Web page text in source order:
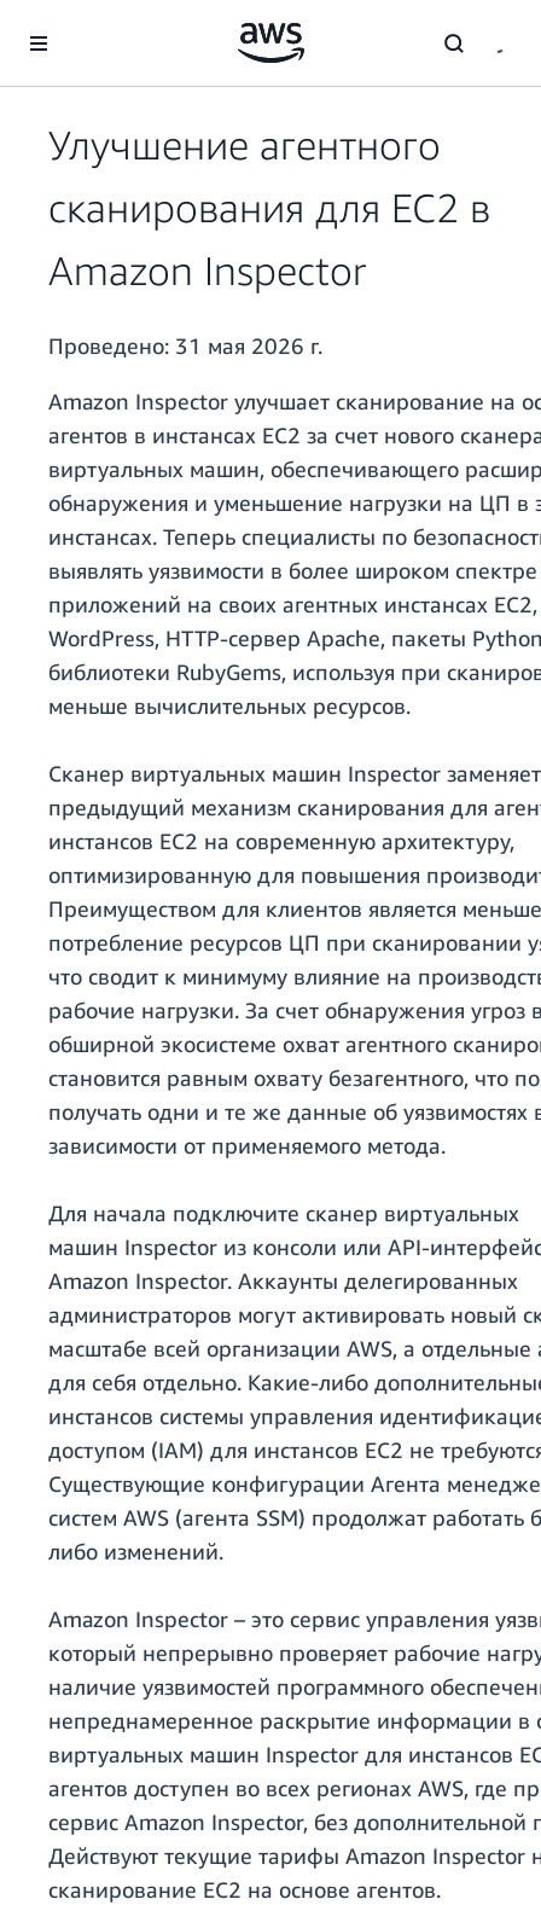
Перейти к главному контенту
Улучшение агентного
сканирования для EC2 в
Amazon Inspector
Проведено: 31 мая 2026 г.
Amazon Inspector улучшает сканирование на
агентов в инстансах EC2 за счет нового
виртуальных машин, обеспечивающего
обнаружения и уменьшение нагрузки на ЦП в
инстансах. Теперь специалисты по
выявлять уязвимости в более широком
приложений на своих агентных инстансах
WordPress, HTTP-сервер Apache, пакеты
библиотеки RubyGems, используя при
меньше вычислительных ресурсов.
Сканер виртуальных машин Inspector заменяет
предыдущий механизм сканирования для
инстансов EC2 на современную архитектуру,
оптимизированную для повышения
Преимуществом для клиентов является
потребление ресурсов ЦП при сканировании
что сводит к минимуму влияние на
рабочие нагрузки. За счет обнаружения угроз
обширной экосистеме охват агентного
становится равным охвату безагентного, что
получать одни и те же данные об уязвимостях
зависимости от применяемого метода.
Для начала подключите сканер виртуальных
машин Inspector из консоли или API-
Amazon Inspector. Аккаунты делегированных
администраторов могут активировать новый
масштабе всей организации AWS, а отдельные
для себя отдельно. Какие-либо
инстансов системы управления
доступом (IAM) для инстансов EC2 не
Существующие конфигурации Агента
систем AWS (агента SSM) продолжат работать
либо изменений.
Amazon Inspector – это сервис управления
который непрерывно проверяет рабочие
наличие уязвимостей программного
непреднамеренное раскрытие информации в
виртуальных машин Inspector для инстансов
агентов доступен во всех регионах AWS, где
сервис Amazon Inspector, без дополнительной
Действуют текущие тарифы Amazon Inspector
сканирование EC2 на основе агентов.